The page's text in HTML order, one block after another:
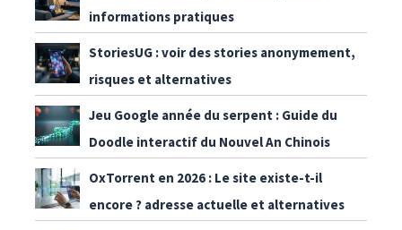
informations pratiques
StoriesUG : voir des stories anonymement,
risques et alternatives
Jeu Google année du serpent : Guide du
Doodle interactif du Nouvel An Chinois
OxTorrent en 2026 : Le site existe-t-il
encore ? adresse actuelle et alternatives